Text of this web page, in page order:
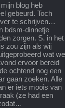
blog heb
gebeurd. Toch
te schrijven…
bdsm-dinnetje
zorgen. S. in het
zou zijn als wij
wat we
ervoor bereid
ochtend nog een
gaan zoeken. Alle
er iets moois van
(ze had een